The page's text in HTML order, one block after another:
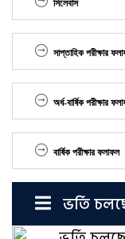
সিলেবাস
সাপ্তাহিক পরীক্ষার
অর্ধ-বার্ষিক পরীক্ষার
বার্ষিক পরীক্ষার ফলাফল
ভর্তি